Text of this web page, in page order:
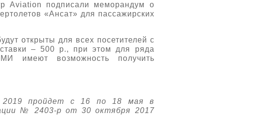
Aviation подписали меморандум о
«Ансат» для пассажирских
открыты для всех посетителей с
– 500 р., при этом для ряда
имеют возможность получить
2019 пройдет c 16 по 18 мая в
№ 2403-р от 30 октября 2017